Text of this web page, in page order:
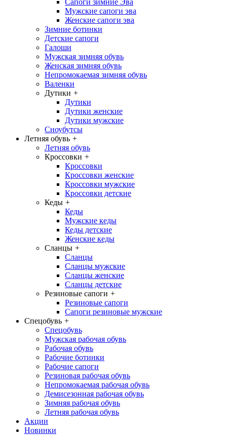
Сапоги зимние Эва
Мужские сапоги эва
Женские сапоги эва
Зимние ботинки
Детские сапоги
Галоши
Мужская зимняя обувь
Женская зимняя обувь
Непромокаемая зимняя обувь
Валенки
Дутики +
Дутики
Дутики женские
Дутики мужские
Сноубутсы
Летняя обувь +
Летняя обувь
Кроссовки +
Кроссовки
Кроссовки женские
Кроссовки мужские
Кроссовки детские
Кеды +
Кеды
Мужские кеды
Кеды детские
Женские кеды
Сланцы +
Сланцы
Сланцы мужские
Сланцы женские
Сланцы детские
Резиновые сапоги +
Резиновые сапоги
Сапоги резиновые мужские
Спецобувь +
Спецобувь
Мужская рабочая обувь
Рабочая обувь
Рабочие ботинки
Рабочие сапоги
Резиновая рабочая обувь
Непромокаемая рабочая обувь
Демисезонная рабочая обувь
Зимняя рабочая обувь
Летняя рабочая обувь
Акции
Новинки